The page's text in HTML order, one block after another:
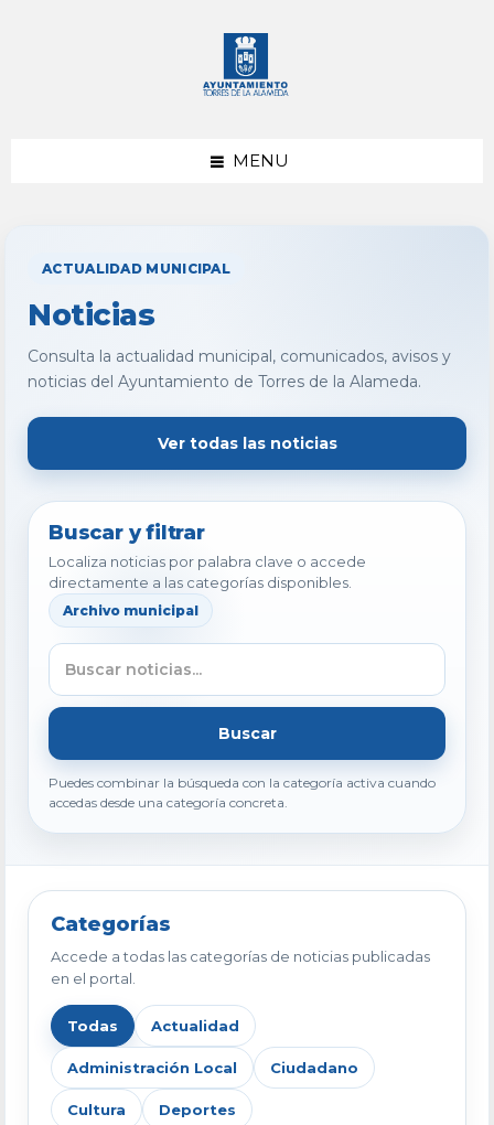
MENU
ACTUALIDAD MUNICIPAL
Noticias
Consulta la actualidad municipal, comunicados, avisos y
noticias del Ayuntamiento de Torres de la Alameda.
Ver todas las noticias
Buscar y filtrar
Localiza noticias por palabra clave o accede
directamente a las categorías disponibles.
Archivo municipal
Buscar
Puedes combinar la búsqueda con la categoría activa cuando
accedas desde una categoría concreta.
Categorías
Accede a todas las categorías de noticias publicadas
en el portal.
Todas Actualidad
Administración Local Ciudadano
Cultura Deportes